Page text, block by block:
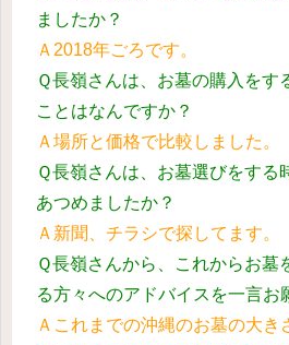
ましたか？
Ａ2018年ごろです。
Ｑ長嶺さんは、お墓の購入をす
ことはなんですか？
Ａ場所と価格で比較しました。
Ｑ長嶺さんは、お墓選びをする
あつめましたか？
Ａ新聞、チラシで探してます。
Ｑ長嶺さんから、これからお墓
る方々へのアドバイスを一言お
Ａこれまでの沖縄のお墓の大き